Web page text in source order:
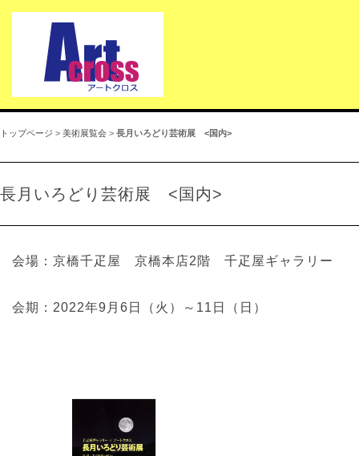
トップページ > 美術展覧会 > 長月いろどり芸術展 <国内>
長月いろどり芸術展 <国内>
会場：京橋千疋屋 京橋本店2階 千疋屋ギャラリー
会期：2022年9月6日（火）～11日（日）